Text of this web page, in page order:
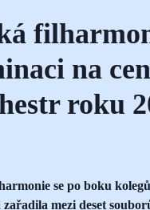
na
roku
se po boku
mezi deset